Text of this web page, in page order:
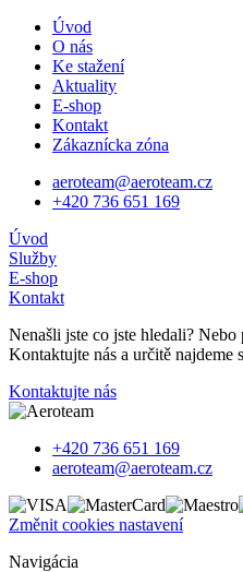
Úvod
O nás
Ke stažení
Aktuality
E-shop
Kontakt
Zákaznícka zóna
aeroteam@aeroteam.cz
+420 736 651 169
Úvod
Služby
E-shop
Kontakt
Nenašli jste co jste hledali?
Kontaktujte nás a určitě najdeme
Kontaktujte nás
+420 736 651 169
aeroteam@aeroteam.cz
Změnit cookies nastavení
Navigácia